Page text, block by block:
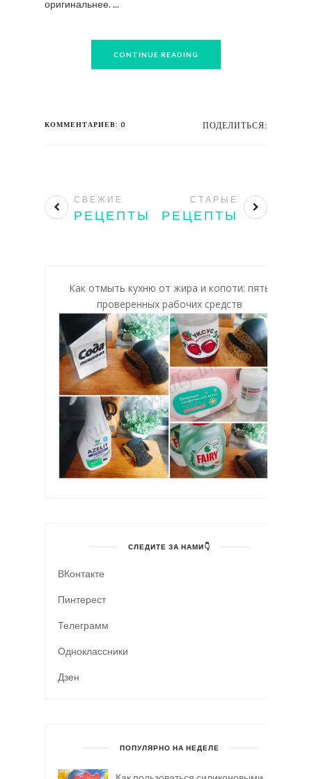
оригинальнее. ...
CONTINUE READING
КОММЕНТАРИЕВ: 0 ПОДЕЛИТЬСЯ:
СВЕЖИЕ
РЕЦЕПТЫ
СТАРЫЕ
РЕЦЕПТЫ
Как отмыть кухню от жира и копоти: пять
проверенных рабочих средств
СЛЕДИТЕ ЗА НАМИ👇
ВКонтакте
Пинтерест
Телеграмм
Одноклассники
Дзен
ПОПУЛЯРНО НА НЕДЕЛЕ